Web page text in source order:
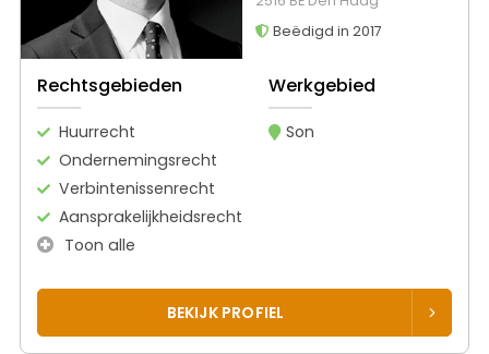
Beëdigd in 2017
Rechtsgebieden
Huurrecht
Ondernemingsrecht
Verbintenissenrecht
Aansprakelijkheidsrecht
Toon alle
Werkgebied
Son
BEKIJK PROFIEL